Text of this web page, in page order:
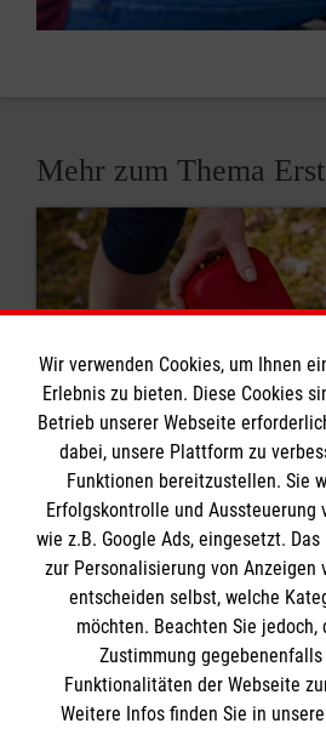
Mehr zum Thema
8 Erste-Hilfe-Mythen
Rund um das Thema Erste
Mythen. Was stimmt? Was
klären auf.
Wir verwenden Cookies, um Ihnen
Erlebnis zu bieten. Diese Cookies
Betrieb unserer Webseite
dabei, unsere Plattform zu
Funktionen bereitzustellen. Sie
Erfolgskontrolle und Aussteuerung
wie z.B. Google Ads, eingesetzt.
zur Personalisierung von Anzeigen
entscheiden selbst, welche
möchten. Beachten Sie
Zustimmung
Funktionalitäten der Webseite
Weitere Infos finden Sie in